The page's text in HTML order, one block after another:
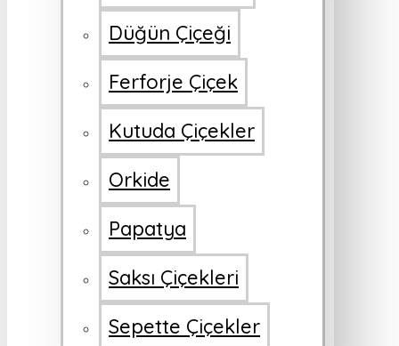
Düğün Çiçeği
Ferforje Çiçek
Kutuda Çiçekler
Orkide
Papatya
Saksı Çiçekleri
Sepette Çiçekler